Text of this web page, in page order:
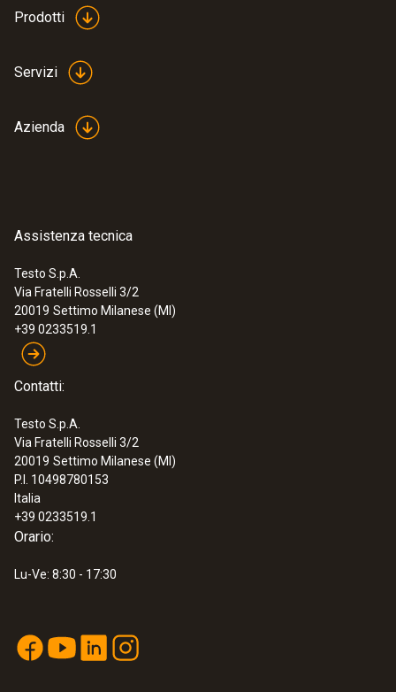
Prodotti
Servizi
Azienda
Assistenza tecnica
Testo S.p.A.
Via Fratelli Rosselli 3/2
20019 Settimo Milanese (MI)
+39 0233519.1
Contatti:
Testo S.p.A.
Via Fratelli Rosselli 3/2
20019 Settimo Milanese (MI)
P.I. 10498780153
Italia
+39 0233519.1
Orario:
Lu-Ve: 8:30 - 17:30